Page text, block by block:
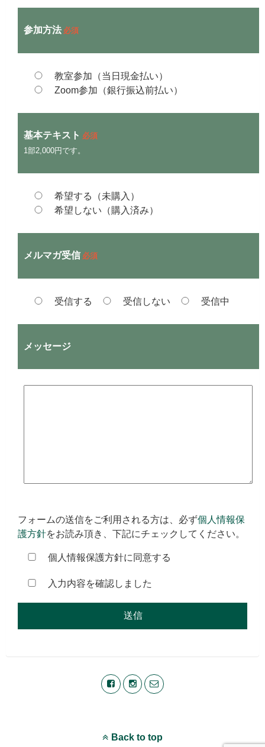
参加方法 必須
教室参加（当日現金払い）
Zoom参加（銀行振込前払い）
基本テキスト 必須
1部2,000円です。
希望する（未購入）
希望しない（購入済み）
メルマガ受信 必須
受信する 受信しない 受信中
メッセージ
フォームの送信をご利用される方は、必ず個人情報保
護方針をお読み頂き、下記にチェックしてください。
個人情報保護方針に同意する
入力内容を確認しました
Back to top